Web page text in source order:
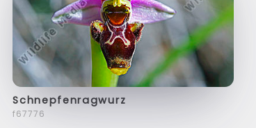
Schnepfenragwurz
f67776